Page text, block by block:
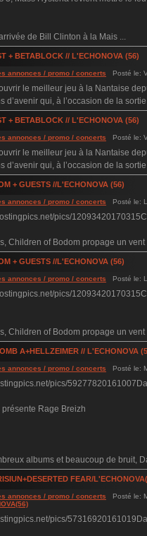
de Bill Clinton à la Mais ...
+ BETABLOCK // L'ECHONOVA (56)
annonces / promo / concerts Posté le:
le meilleur jeu à la Nantaise
d’avenir qui, à l’occasion de la
+ BETABLOCK // L'ECHONOVA (56)
annonces / promo / concerts Posté le:
le meilleur jeu à la Nantaise
d’avenir qui, à l’occasion de la
+ GUESTS //L'ECHONOVA (56)
annonces / promo / concerts Posté le:
pics/
Children of Bodom propage un
+ GUESTS //L'ECHONOVA (56)
annonces / promo / concerts Posté le:
pics/
Children of Bodom propage un
A+HELLZEIMER // L'ECHONOVA
annonces / promo / concerts Posté le:
pics/
présente Rage Breizh
albums et beaucoup de bruit,
FEAR/
annonces / promo / concerts Posté le:
pics/